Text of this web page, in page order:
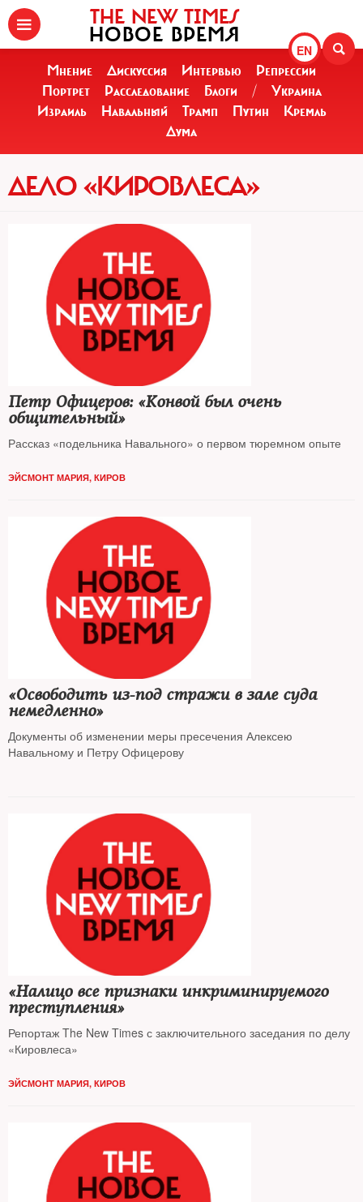
EN
THE NEW TIMES
НОВОЕ ВРЕМЯ
Мнение Дискуссия Интервью
Репрессии
Портрет
Расследование Блоги /
Украина
Израиль
Навальный Трамп Путин
Кремль
Дума
ДЕЛО «КИРОВЛЕСА»
Петр Офицеров: «Конвой был очень
общительный»
Рассказ «подельника Навального» о первом тюремном опыте
ЭЙСМОНТ МАРИЯ, КИРОВ
«Освободить из-под стражи в зале суда
немедленно»
Документы об изменении меры пресечения Алексею
Навальному и Петру Офицерову
«Налицо все признаки инкриминируемого
преступления»
Репортаж The New Times с заключительного заседания по делу
«Кировлеса»
ЭЙСМОНТ МАРИЯ, КИРОВ